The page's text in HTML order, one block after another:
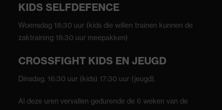
KIDS SELFDEFENCE
Woensdag 18:30 uur (kids die willen trainen kunnen de
zaktraining 18:30 uur meepakken)
CROSSFIGHT KIDS EN JEUGD
Dinsdag. 16:30 uur (kids) 17:30 uur (jeugd).
Al deze uren vervallen gedurende de 6 weken van de